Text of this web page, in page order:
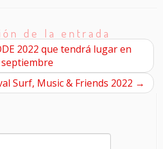
de la entrada
2022 que tendrá lugar en
septiembre
Surf, Music & Friends 2022 →